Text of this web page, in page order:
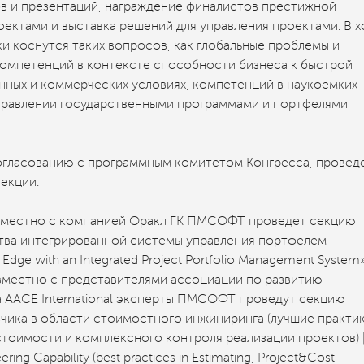
и презентаций, награждение финалистов престижной
и выставка решений для управления проектами. В
коснутся таких вопросов, как глобальные проблемы и
в контексте способности бизнеса к быстрой
и коммерческих условиях, компетенций в наукоемких
государственными программами и портфелями
с программным комитетом Конгресса,
с компанией Оракл ГК ПМСОФТ проведет секцию
интегрированной системы управления портфелем
with an Integrated Project Portfolio Management
с представителями ассоциации по развитию
ААСЕ International эксперты ПМСОФТ проведут секцию
в области стоимостного инжиниринга (лучшие
и комплексного контроля реализации проектов)
Capability (best practices in Estimating, Project&Cost